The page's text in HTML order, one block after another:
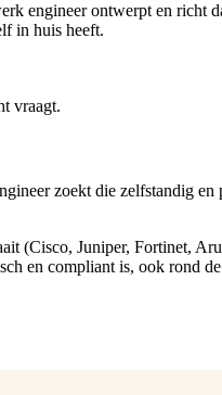
engineer ontwerpt en richt
in huis heeft.
vraagt.
zoekt die zelfstandig en
(Cisco, Juniper, Fortinet,
en compliant is, ook rond